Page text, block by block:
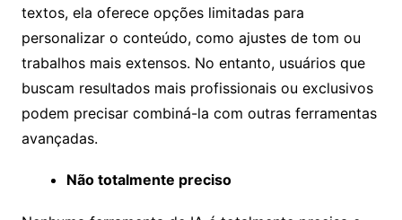
textos, ela oferece opções limitadas para
personalizar o conteúdo, como ajustes de tom ou
trabalhos mais extensos. No entanto, usuários que
buscam resultados mais profissionais ou exclusivos
podem precisar combiná-la com outras ferramentas
avançadas.
Não totalmente preciso